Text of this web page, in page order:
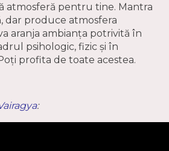
atmosferă pentru tine. Mantra
dar produce atmosfera
aranja ambianţa potrivită în
psihologic, fizic şi în
profita de toate acestea.
: